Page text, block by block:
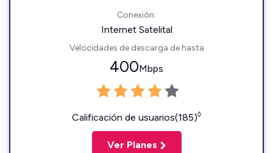
Conexión:
Internet Satelital
Velocidades de descarga de hasta
400Mbps
Calificación de usuarios(185)◊
Ver Planes